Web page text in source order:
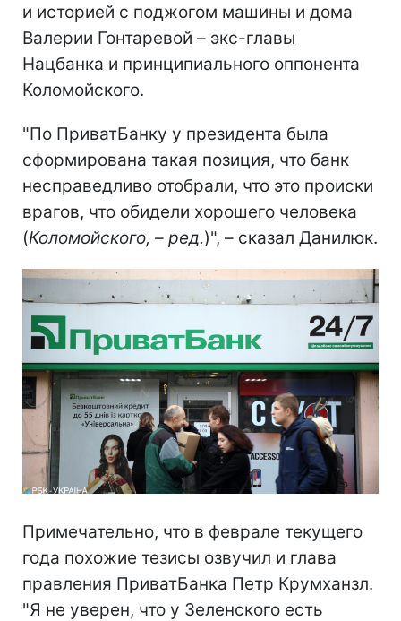
и историей с поджогом машины и дома
Валерии Гонтаревой – экс-главы
Нацбанка и принципиального оппонента
Коломойского.
"По ПриватБанку у президента была
сформирована такая позиция, что банк
несправедливо отобрали, что это происки
врагов, что обидели хорошего человека
(Коломойского, – ред.)", – сказал Данилюк.
Примечательно, что в феврале текущего
года похожие тезисы озвучил и глава
правления ПриватБанка Петр Крумханзл.
"Я не уверен, что у Зеленского есть